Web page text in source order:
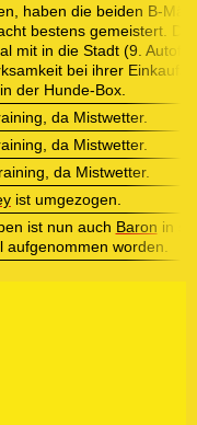
haben die beiden B-
bestens gemeistert.
mit in die Stadt (9.
bei ihrer
der Hunde-Box.
da Mistwetter.
da Mistwetter.
da Mistwetter.
ist umgezogen.
ist nun auch Baron in
aufgenommen worden.